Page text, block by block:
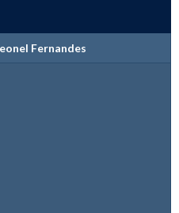
Fernandes